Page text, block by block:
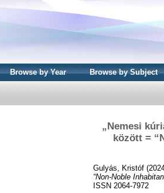
Browse by Year Browse by Subject
„Nemesi
között =
Gulyás, Kristóf
“Non-Noble
ISSN 2064-7972